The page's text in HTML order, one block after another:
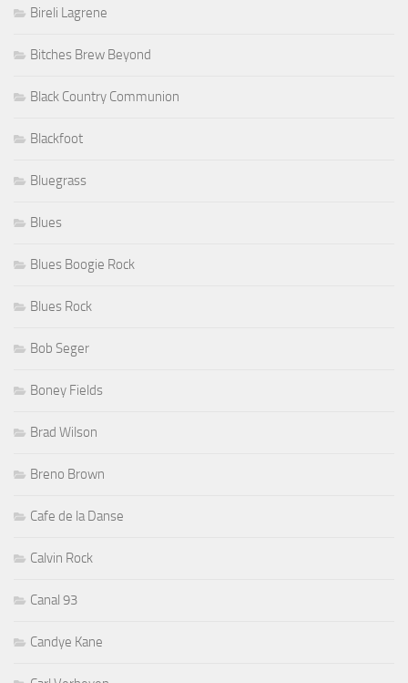
Bireli Lagrene
Bitches Brew Beyond
Black Country Communion
Blackfoot
Bluegrass
Blues
Blues Boogie Rock
Blues Rock
Bob Seger
Boney Fields
Brad Wilson
Breno Brown
Cafe de la Danse
Calvin Rock
Canal 93
Candye Kane